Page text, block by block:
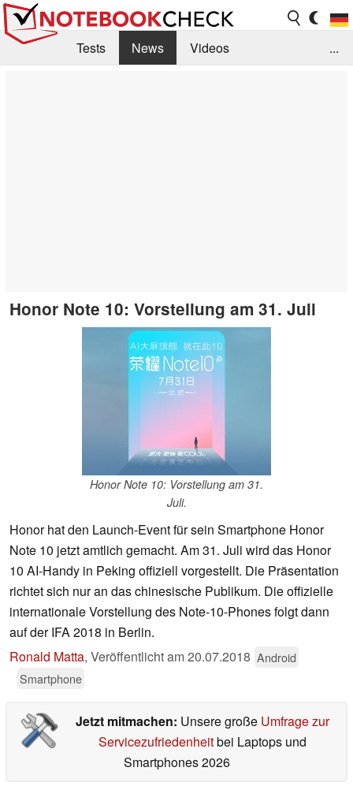
Tests News
Videos
...
Honor Note 10: Vorstellung am 31. Juli
Honor Note 10: Vorstellung am 31.
Juli.
Honor hat den Launch-Event für sein Smartphone Honor
Note 10 jetzt amtlich gemacht. Am 31. Juli wird das Honor
10 AI-Handy in Peking offiziell vorgestellt. Die Präsentation
richtet sich nur an das chinesische Publikum. Die offizielle
internationale Vorstellung des Note-10-Phones folgt dann
auf der IFA 2018 in Berlin.
Ronald Matta, Veröffentlicht am20.07.2018 Android
Smartphone
Jetzt mitmachen: Unsere große Umfrage zur
Servicezufriedenheitbei Laptops und
Smartphones 2026